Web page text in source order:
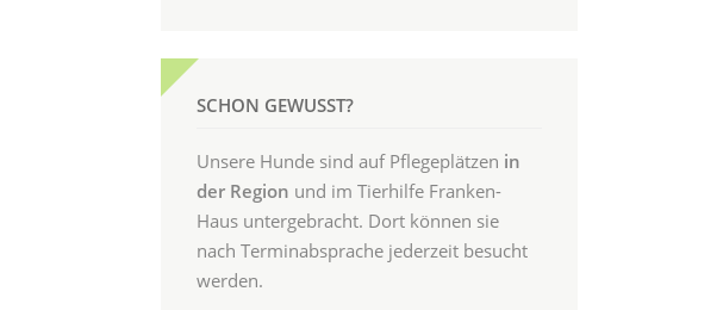
SCHON GEWUSST?
Unsere Hunde sind auf Pflegeplätzen in
der Region und im Tierhilfe Franken-
Haus untergebracht. Dort können sie
nach Terminabsprache jederzeit besucht
werden.